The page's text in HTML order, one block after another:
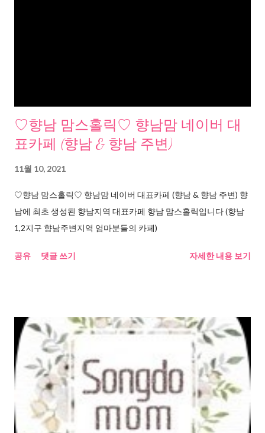
♡향남 맘스홀릭♡ 향남맘 네이버 대
표카페 (향남 & 향남 주변)
11월 10, 2021
♡향남 맘스홀릭♡ 향남맘 네이버 대표카페 (향남 & 향남 주변) 향
남에 최초 생성된 향남지역 대표카페 향남 맘스홀릭입니다 (향남
1,2지구 향남주변지역 엄마분들의 카페)
공유 댓글 쓰기 자세한 내용 보기